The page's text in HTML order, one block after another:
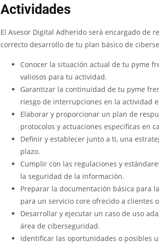
Actividades
El Asesor Digital Adherido será encargado de
correcto desarrollo de tu plan básico de
Conocer la situación actual de tu pyme
valiosos para tu actividad.
Garantizar la continuidad de tu pyme
riesgo de interrupciones en la actividad
Elaborar y proporcionar un plan de
protocolos y actuaciones específicas en
Definir y establecer junto a ti, una
plazo.
Cumplir con las regulaciones y
la seguridad de la información.
Preparar la documentación básica para
para un servicio core ofrecido a clientes o
Desarrollar y ejecutar un caso de uso
área de ciberseguridad.
Identificar las oportunidades o posibles